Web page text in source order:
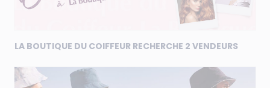
LA BOUTIQUE DU COIFFEUR RECHERCHE 2 VENDEURS